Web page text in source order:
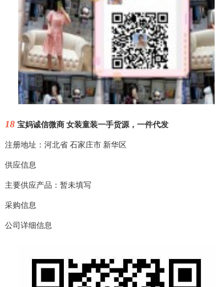
18 宝妈诚信微商 女装童装一手货源，一件代发
注册地址：河北省 石家庄市 新华区
供应信息
主要供应产品：暂未填写
采购信息
公司详细信息